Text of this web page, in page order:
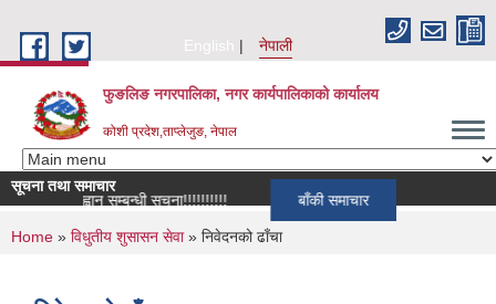
English
नेपाली
फुङलिङ नगरपालिका, नगर कार्यपालिकाको कार्यालय
कोशी प्रदेश,ताप्लेजुङ, नेपाल
सूचना तथा समाचार
आह्वान सम्बन्धी सूचना!!!!!!!!!!
बाँकी समाचार
You are here
Home » विधुतीय शुसासन सेवा» निवेदनको ढाँचा